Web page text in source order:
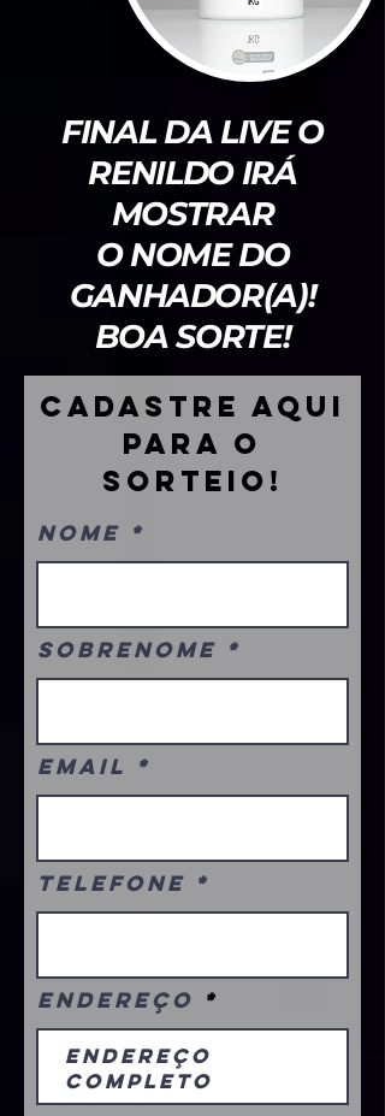
FINAL DA LIVE O
RENILDO IRÁ
MOSTRAR
O NOME DO
GANHADOR(A)!
BOA SORTE!
CADASTRE AQUI
PARA O
SORTEIO!
Nome
Sobrenome
Email
Telefone
Endereço